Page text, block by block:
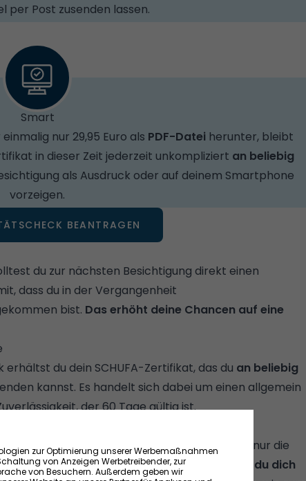
per Post zusenden lassen.
Smart
nur 29,95 Euro als PDF-Datei herunter, bleibt
in dieser Zeit jederzeit unkompliziert an beliebig
als Ausdruck oder auf deinem Smartphone
vorzeigen.
BEANTRAGEN
du zur nächsten Besichtigung direkt einen
dass du in der Vergangenheit
bist. Das erhöht deine Chancen auf eine
du dein SCHUFA-Zertifikat, das du an beliebig
kannst. Es handelt sich dabei um einen allgemein
der 60 Tage gültig ist.
Daten
. Es enthält ganz spezifisch nur die
Das sind Angaben darüber,
ob du dich